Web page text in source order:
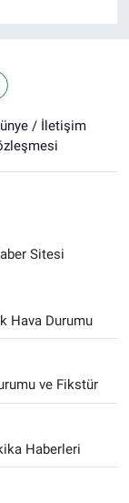
/ İletişim
Sitesi
Hava Durumu
ve Fikstür
Haberleri